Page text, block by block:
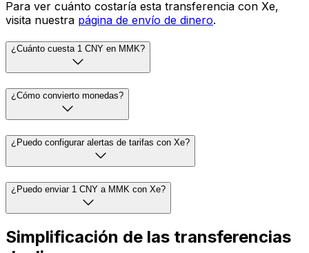
Para ver cuánto costaría esta transferencia con Xe,
visita nuestra página de envío de dinero.
¿Cuánto cuesta 1 CNY en MMK?
¿Cómo convierto monedas?
¿Puedo configurar alertas de tarifas con Xe?
¿Puedo enviar 1 CNY a MMK con Xe?
Simplificación de las transferencias